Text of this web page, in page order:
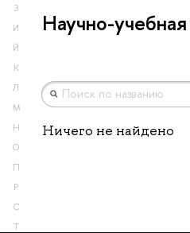
З
И
Й
К
Л
М
Н
О
П
Р
С
Т
Научно-учебная
Ничего не найдено